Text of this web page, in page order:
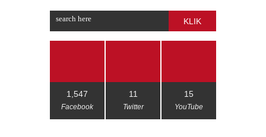
KLIK
1,547
Facebook
11
Twitter
15
YouTube